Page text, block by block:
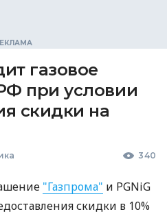
газовое
при условии
скидки на
340
"Газпрома" и PGNiG
скидки в 10%